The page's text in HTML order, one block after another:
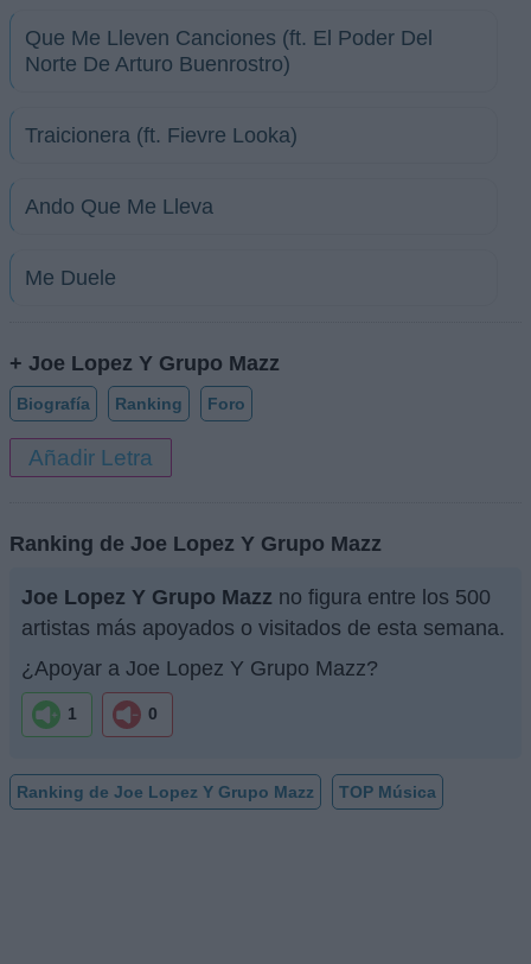
Que Me Lleven Canciones (ft. El Poder Del
Norte De Arturo Buenrostro)
Traicionera (ft. Fievre Looka)
Ando Que Me Lleva
Me Duele
+ Joe Lopez Y Grupo Mazz
Biografía Ranking Foro
Añadir Letra
Ranking de Joe Lopez Y Grupo Mazz
Joe Lopez Y Grupo Mazz no figura entre los 500
artistas más apoyados o visitados de esta semana.
¿Apoyar a Joe Lopez Y Grupo Mazz?
1 0
Ranking de Joe Lopez Y Grupo Mazz TOP Música